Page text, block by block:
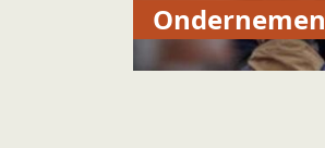
Ondernemen